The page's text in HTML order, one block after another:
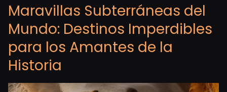
Maravillas Subterráneas del
Mundo: Destinos Imperdibles
para los Amantes de la
Historia